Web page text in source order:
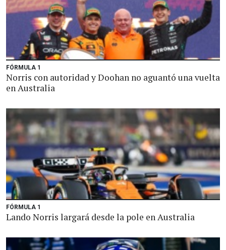
FÓRMULA 1
Norris con autoridad y Doohan no aguantó una vuelta
en Australia
FÓRMULA 1
Lando Norris largará desde la pole en Australia